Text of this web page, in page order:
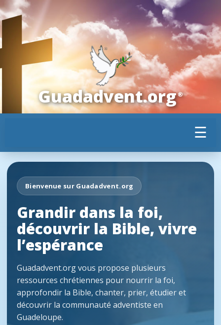
Guadadvent.org®
☰
Bienvenue sur Guadadvent.org
Grandir dans la foi,
découvrir la Bible, vivre
l’espérance
Guadadvent.org vous propose plusieurs
ressources chrétiennes pour nourrir la foi,
approfondir la Bible, chanter, prier, étudier et
découvrir la communauté adventiste en
Guadeloupe.